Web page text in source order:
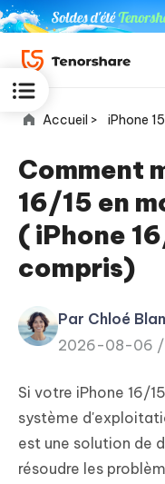
ReiBoot
for iOS
PDF
Editor
iAnyGo
Accueil > iPhone
Comment
16/15 en
( iPhone
compris)
Par Chloé
2026-08-06 /
Si votre iPhone 16/
système
est une solution de
résoudre les